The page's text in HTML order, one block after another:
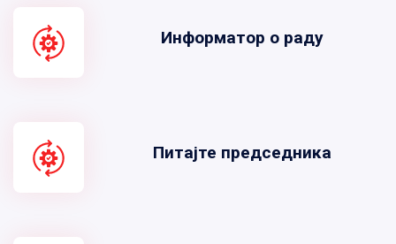
Информатор о раду
Питајте председника